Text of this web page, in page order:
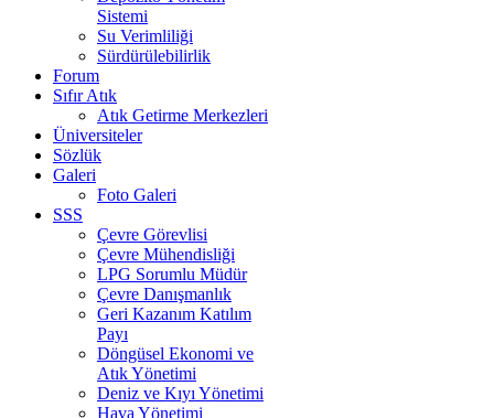
Sistemi
Su Verimliliği
Sürdürülebilirlik
Forum
Sıfır Atık
Atık Getirme Merkezleri
Üniversiteler
Sözlük
Galeri
Foto Galeri
SSS
Çevre Görevlisi
Çevre Mühendisliği
LPG Sorumlu Müdür
Çevre Danışmanlık
Geri Kazanım Katılım
Payı
Döngüsel Ekonomi ve
Atık Yönetimi
Deniz ve Kıyı Yönetimi
Hava Yönetimi